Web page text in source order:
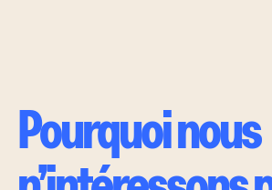
Pourquoi nous